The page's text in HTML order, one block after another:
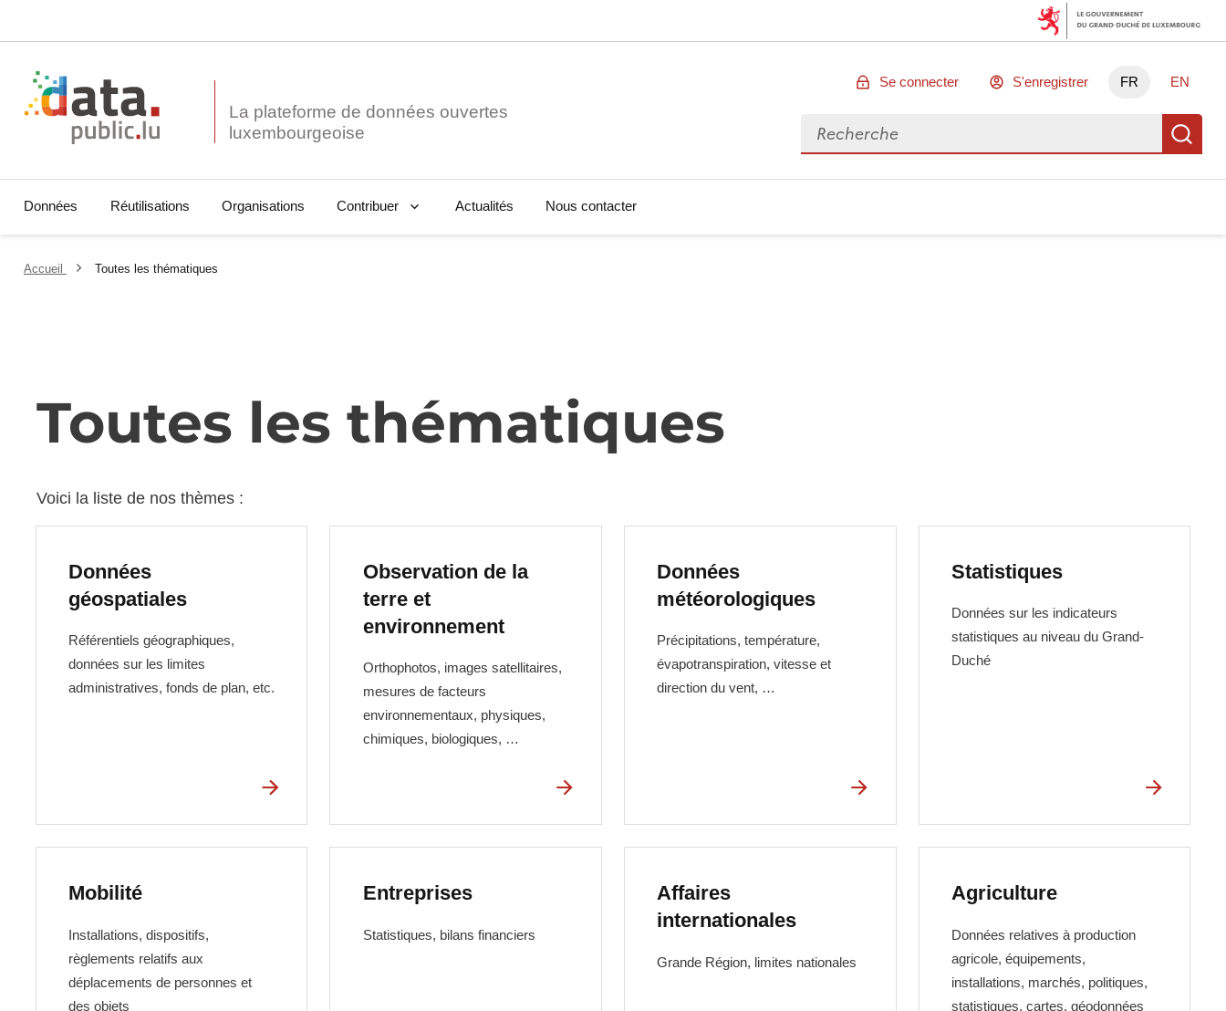
La plateforme de données ouvertes
Se connecter S'enregistrer FR EN
Rechercher des données
Données Réutilisations Organisations Contribuer Actualités Nous contacter
Accueil Toutes les thématiques
Toutes les thématiques
Voici la liste de nos thèmes :
Données
géospatiales
Référentiels géographiques,
données sur les limites
administratives, fonds de plan, etc.
Observation de la
terre et
environnement
Orthophotos, images satellitaires,
mesures de facteurs
environnementaux, physiques,
chimiques, biologiques, …
Données
météorologiques
Précipitations, température,
évapotranspiration, vitesse et
direction du vent, …
Statistiques
Données sur les indicateurs
statistiques au niveau du Grand-
Duché
Mobilité
Installations, dispositifs,
règlements relatifs aux
déplacements de personnes et
des objets
Entreprises
Statistiques, bilans financiers
Affaires
internationales
Grande Région, limites nationales
Agriculture
Données relatives à production
agricole, équipements,
installations, marchés, politiques,
statistiques, cartes, géodonnées